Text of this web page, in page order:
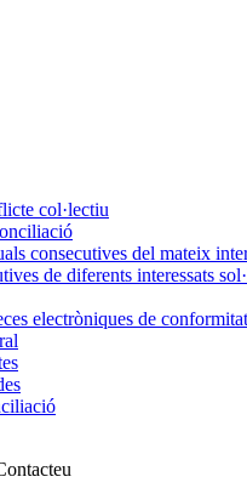
col·lectiu
consecutives del mateix
de diferents interessats
electròniques de